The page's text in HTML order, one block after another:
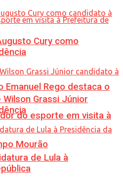
Emanuel Rego destaca o
do esporte em visita à
Mourão
Cury como
Grassi Júnior
de Lula à